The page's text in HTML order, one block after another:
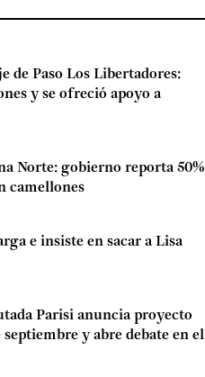
de Paso Los Libertadores:
y se ofreció apoyo a
Norte: gobierno reporta 50%
camellones
e insiste en sacar a Lisa
Parisi anuncia proyecto
y abre debate en el